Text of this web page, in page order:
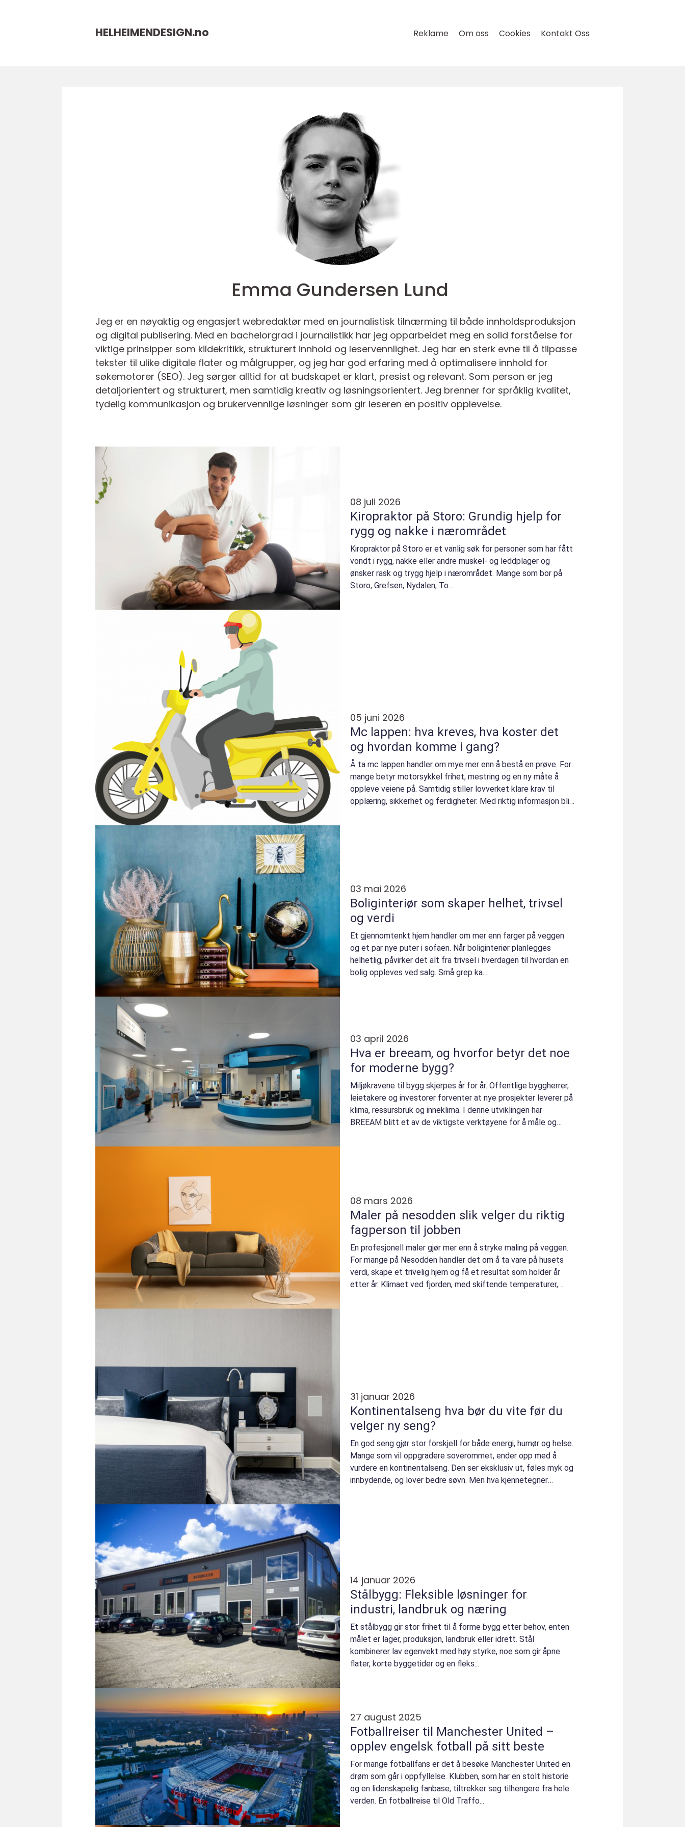
HELHEIMENDESIGN.no Reklame Om oss Cookies Kontakt Oss
Emma Gundersen Lund
Jeg er en nøyaktig og engasjert webredaktør med en journalistisk tilnærming til både innholdsproduksjon
og digital publisering. Med en bachelorgrad i journalistikk har jeg opparbeidet meg en solid forståelse for
viktige prinsipper som kildekritikk, strukturert innhold og leservennlighet. Jeg har en sterk evne til å tilpasse
tekster til ulike digitale flater og målgrupper, og jeg har god erfaring med å optimalisere innhold for
søkemotorer (SEO). Jeg sørger alltid for at budskapet er klart, presist og relevant. Som person er jeg
detaljorientert og strukturert, men samtidig kreativ og løsningsorientert. Jeg brenner for språklig kvalitet,
tydelig kommunikasjon og brukervennlige løsninger som gir leseren en positiv opplevelse.
08 juli 2026
Kiropraktor på Storo: Grundig hjelp for
rygg og nakke i nærområdet
Kiropraktor på Storo er et vanlig søk for personer som har fått
vondt i rygg, nakke eller andre muskel- og leddplager og
ønsker rask og trygg hjelp i nærområdet. Mange som bor på
Storo, Grefsen, Nydalen, To...
05 juni 2026
Mc lappen: hva kreves, hva koster det
og hvordan komme i gang?
Å ta mc lappen handler om mye mer enn å bestå en prøve. For
mange betyr motorsykkel frihet, mestring og en ny måte å
oppleve veiene på. Samtidig stiller lovverket klare krav til
opplæring, sikkerhet og ferdigheter. Med riktig informasjon blir
03 mai 2026
Boliginteriør som skaper helhet, trivsel
og verdi
Et gjennomtenkt hjem handler om mer enn farger på veggen
og et par nye puter i sofaen. Når boliginteriør planlegges
helhetlig, påvirker det alt fra trivsel i hverdagen til hvordan en
bolig oppleves ved salg. Små grep ka...
03 april 2026
Hva er breeam, og hvorfor betyr det noe
for moderne bygg?
Miljøkravene til bygg skjerpes år for år. Offentlige byggherrer,
leietakere og investorer forventer at nye prosjekter leverer på
klima, ressursbruk og inneklima. I denne utviklingen har
BREEAM blitt et av de viktigste verktøyene for å måle og
08 mars 2026
Maler på nesodden slik velger du riktig
fagperson til jobben
En profesjonell maler gjør mer enn å stryke maling på veggen.
For mange på Nesodden handler det om å ta vare på husets
verdi, skape et trivelig hjem og få et resultat som holder år
etter år. Klimaet ved fjorden, med skiftende temperaturer,
31 januar 2026
Kontinentalseng hva bør du vite før du
velger ny seng?
En god seng gjør stor forskjell for både energi, humør og helse.
Mange som vil oppgradere soverommet, ender opp med å
vurdere en kontinentalseng. Den ser eksklusiv ut, føles myk og
innbydende, og lover bedre søvn. Men hva kjennetegner
14 januar 2026
Stålbygg: Fleksible løsninger for
industri, landbruk og næring
Et stålbygg gir stor frihet til å forme bygg etter behov, enten
målet er lager, produksjon, landbruk eller idrett. Stål
kombinerer lav egenvekt med høy styrke, noe som gir åpne
flater, korte byggetider og en fleks...
27 august 2025
Fotballreiser til Manchester United –
opplev engelsk fotball på sitt beste
For mange fotballfans er det å besøke Manchester United en
drøm som går i oppfyllelse. Klubben, som har en stolt historie
og en lidenskapelig fanbase, tiltrekker seg tilhengere fra hele
verden. En fotballreise til Old Traffo...